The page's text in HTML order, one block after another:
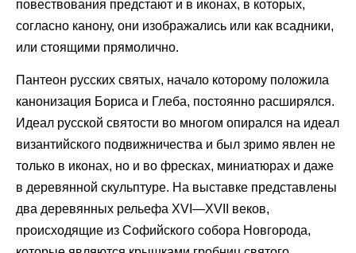
повествования предстают и в иконах, в которых,
согласно канону, они изображались или как всадники,
или стоящими прямолично.
Пантеон русских святых, начало которому положила
канонизация Бориса и Глеба, постоянно расширялся.
Идеал русской святости во многом опирался на идеал
византийского подвижничества и был зримо явлен не
только в иконах, но и во фресках, миниатюрах и даже
в деревянной скульптуре. На выставке представлены
два деревянных рельефа XVI—XVII веков,
происходящие из Софийского собора Новгорода,